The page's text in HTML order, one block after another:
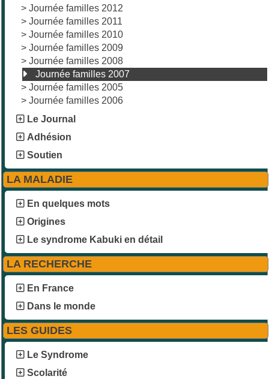
> Journée familles 2012
> Journée familles 2011
> Journée familles 2010
> Journée familles 2009
> Journée familles 2008
Journée familles 2007
> Journée familles 2005
> Journée familles 2006
Le Journal
Adhésion
Soutien
LA MALADIE
En quelques mots
Origines
Le syndrome Kabuki en détail
LA RECHERCHE
En France
Dans le monde
LES GUIDES
Le Syndrome
Scolarité